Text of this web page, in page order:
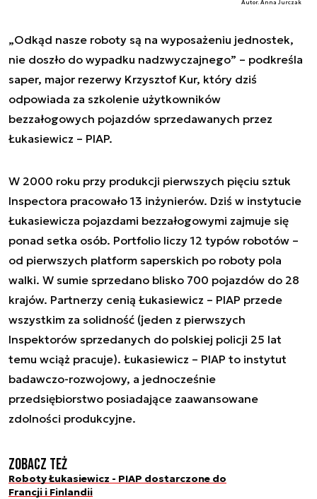
Autor. Anna Jurczak
„Odkąd nasze roboty są na wyposażeniu jednostek,
nie doszło do wypadku nadzwyczajnego” – podkreśla
saper, major rezerwy Krzysztof Kur, który dziś
odpowiada za szkolenie użytkowników
bezzałogowych pojazdów sprzedawanych przez
Łukasiewicz – PIAP.
W 2000 roku przy produkcji pierwszych pięciu sztuk
Inspectora pracowało 13 inżynierów. Dziś w instytucie
Łukasiewicza pojazdami bezzałogowymi zajmuje się
ponad setka osób. Portfolio liczy 12 typów robotów –
od pierwszych platform saperskich po roboty pola
walki. W sumie sprzedano blisko 700 pojazdów do 28
krajów. Partnerzy cenią Łukasiewicz – PIAP przede
wszystkim za solidność (jeden z pierwszych
Inspektorów sprzedanych do polskiej policji 25 lat
temu wciąż pracuje). Łukasiewicz – PIAP to instytut
badawczo-rozwojowy, a jednocześnie
przedsiębiorstwo posiadające zaawansowane
zdolności produkcyjne.
Zobacz też
Roboty Łukasiewicz - PIAP dostarczone do
Francji i Finlandii